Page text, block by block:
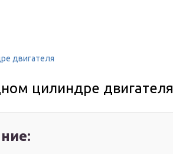
двигателя
цилиндре двигателя